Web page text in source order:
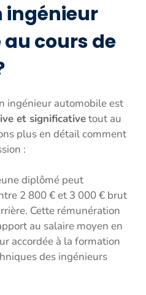
ingénieur
cours de
ingénieur automobile est
et significativetout au
plus en détail comment
:
diplômé peut
2 800 € et 3 000 € brut
Cette rémunération
au salaire moyen en
accordée à la formation
des ingénieurs